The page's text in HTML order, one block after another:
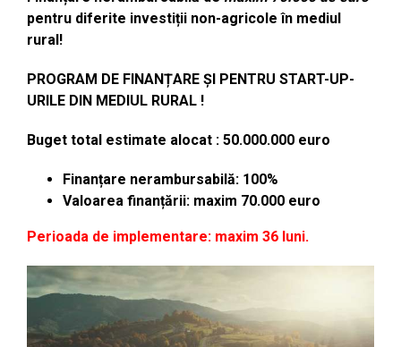
pentru diferite investiții non-agricole în mediul
rural!
PROGRAM DE FINANȚARE ȘI PENTRU START-UP-
URILE DIN MEDIUL RURAL !
Buget total estimate alocat : 50.000.000 euro
Finanțare nerambursabilă: 100%
Valoarea finanțării: maxim 70.000 euro
Perioada de implementare: maxim 36 luni.